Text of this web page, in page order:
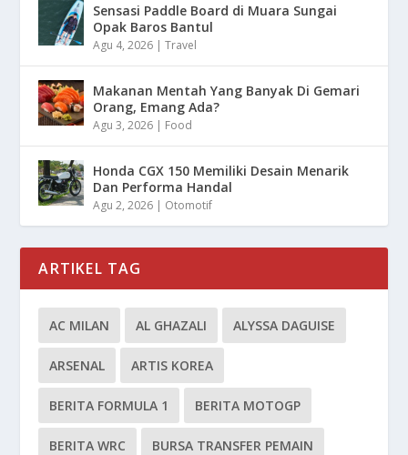
Sensasi Paddle Board di Muara Sungai
Opak Baros Bantul
Agu 4, 2026 |Travel
Makanan Mentah Yang Banyak Di Gemari
Orang, Emang Ada?
Agu 3, 2026 | Food
Honda CGX 150 Memiliki Desain Menarik
Dan Performa Handal
Agu 2, 2026 | Otomotif
ARTIKEL TAG
AC MILAN AL GHAZALI ALYSSA DAGUISE
ARSENAL ARTIS KOREA
BERITA FORMULA 1 BERITA MOTOGP
BERITA WRC BURSA TRANSFER PEMAIN